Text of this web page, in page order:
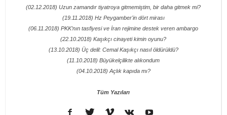
(02.12.2018) Uzun zamandır tiyatroya gitmemiştim, bir daha gitmek mi?
(19.11.2018) Hz Peygamber'in dört mirası
(06.11.2018) PKK’nın tasfiyesi ve İran rejimine destek veren ambargo
(22.10.2018) Kaşıkçı cinayeti kimin oyunu?
(13.10.2018) Üç delil: Cemal Kaşıkçı nasıl öldürüldü?
(11.10.2018) Büyükelçilikte alıkondum
(04.10.2018) Açlık kapıda mı?
Tüm Yazıları